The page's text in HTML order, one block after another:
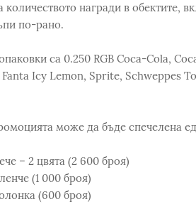
количеството награди в обектите,
по-рано.
са 0.250 RGB Coca-Cola,
Fanta Icy Lemon, Sprite, Schweppes
може да бъде спечелена
– 2 цвята (2 600 броя)
(1 000 броя)
(600 броя)